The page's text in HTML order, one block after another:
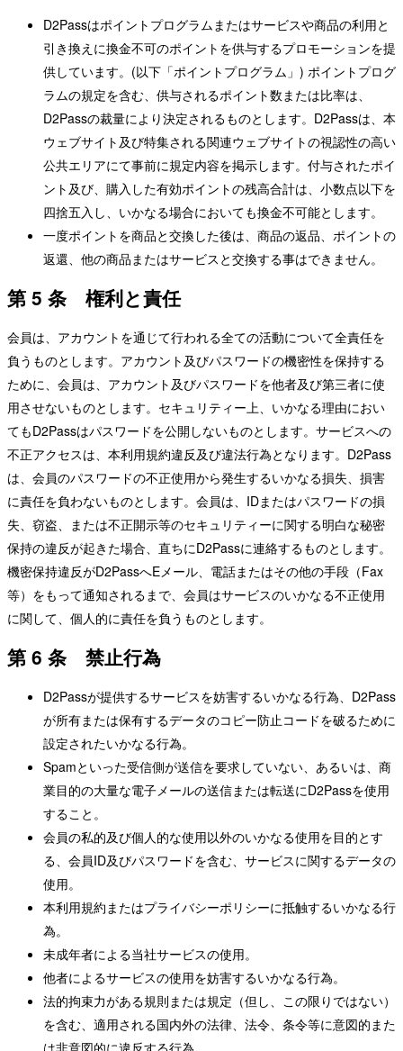
D2Passはポイントプログラムまたはサービスや商品の利用と
引き換えに換金不可のポイントを供与するプロモーションを提
供しています。(以下「ポイントプログラム」) ポイントプログ
ラムの規定を含む、供与されるポイント数または比率は、
D2Passの裁量により決定されるものとします。D2Passは、本
ウェブサイト及び特集される関連ウェブサイトの視認性の高い
公共エリアにて事前に規定内容を掲示します。付与されたポイ
ント及び、購入した有効ポイントの残高合計は、小数点以下を
四捨五入し、いかなる場合においても換金不可能とします。
一度ポイントを商品と交換した後は、商品の返品、ポイントの
返還、他の商品またはサービスと交換する事はできません。
第 5 条 権利と責任
会員は、アカウントを通じて行われる全ての活動について全責任を
負うものとします。アカウント及びパスワードの機密性を保持する
ために、会員は、アカウント及びパスワードを他者及び第三者に使
用させないものとします。セキュリティー上、いかなる理由におい
てもD2Passはパスワードを公開しないものとします。サービスへの
不正アクセスは、本利用規約違反及び違法行為となります。D2Pass
は、会員のパスワードの不正使用から発生するいかなる損失、損害
に責任を負わないものとします。会員は、IDまたはパスワードの損
失、窃盗、または不正開示等のセキュリティーに関する明白な秘密
保持の違反が起きた場合、直ちにD2Passに連絡するものとします。
機密保持違反がD2PassへEメール、電話またはその他の手段（Fax
等）をもって通知されるまで、会員はサービスのいかなる不正使用
に関して、個人的に責任を負うものとします。
第 6 条 禁止行為
D2Passが提供するサービスを妨害するいかなる行為、D2Pass
が所有または保有するデータのコピー防止コードを破るために
設定されたいかなる行為。
Spamといった受信側が送信を要求していない、あるいは、商
業目的の大量な電子メールの送信または転送にD2Passを使用
すること。
会員の私的及び個人的な使用以外のいかなる使用を目的とす
る、会員ID及びパスワードを含む、サービスに関するデータの
使用。
本利用規約またはプライバシーポリシーに抵触するいかなる行
為。
未成年者による当社サービスの使用。
他者によるサービスの使用を妨害するいかなる行為。
法的拘束力がある規則または規定（但し、この限りではない）
を含む、適用される国内外の法律、法令、条令等に意図的また
は非意図的に違反する行為。